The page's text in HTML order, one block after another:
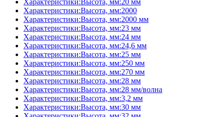
Характеристики:Высота, мм:20 мм
Характеристики:Высота, мм:2000
Характеристики:Высота, мм:2000 мм
Характеристики:Высота, мм:23 мм
Характеристики:Высота, мм:24 мм
Характеристики:Высота, мм:24,6 мм
Характеристики:Высота, мм:25 мм
Характеристики:Высота, мм:250 мм
Характеристики:Высота, мм:270 мм
Характеристики:Высота, мм:28 мм
Характеристики:Высота, мм:28 мм/волна
Характеристики:Высота, мм:3,2 мм
Характеристики:Высота, мм:30 мм